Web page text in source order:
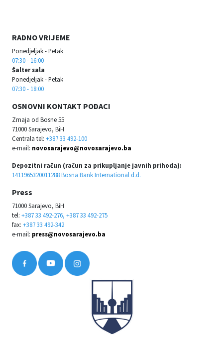
RADNO VRIJEME
Ponedjeljak - Petak
07:30 - 16:00
Šalter sala
Ponedjeljak - Petak
07:30 - 18:00
OSNOVNI KONTAKT PODACI
Zmaja od Bosne 55
71000 Sarajevo, BiH
Centrala tel: +387 33 492-100
e-mail: novosarajevo@novosarajevo.ba
Depozitni račun (račun za prikupljanje javnih prihoda):
1411965320011288 Bosna Bank International d.d.
Press
71000 Sarajevo, BiH
tel: +387 33 492-276, +387 33 492-275
fax: +387 33 492-342
e-mail: press@novosarajevo.ba